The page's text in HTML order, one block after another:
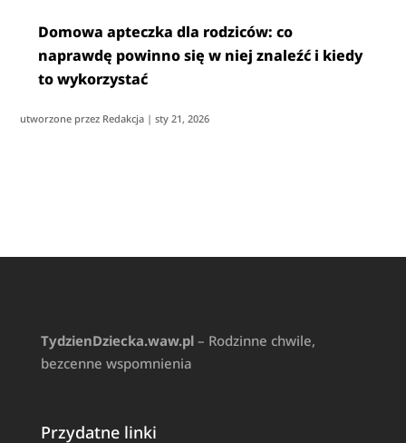
Domowa apteczka dla rodziców: co
naprawdę powinno się w niej znaleźć i kiedy
to wykorzystać
utworzone przez Redakcja |sty 21, 2026
TydzienDziecka.waw.pl– Rodzinne chwile,
bezcenne wspomnienia
Przydatne linki